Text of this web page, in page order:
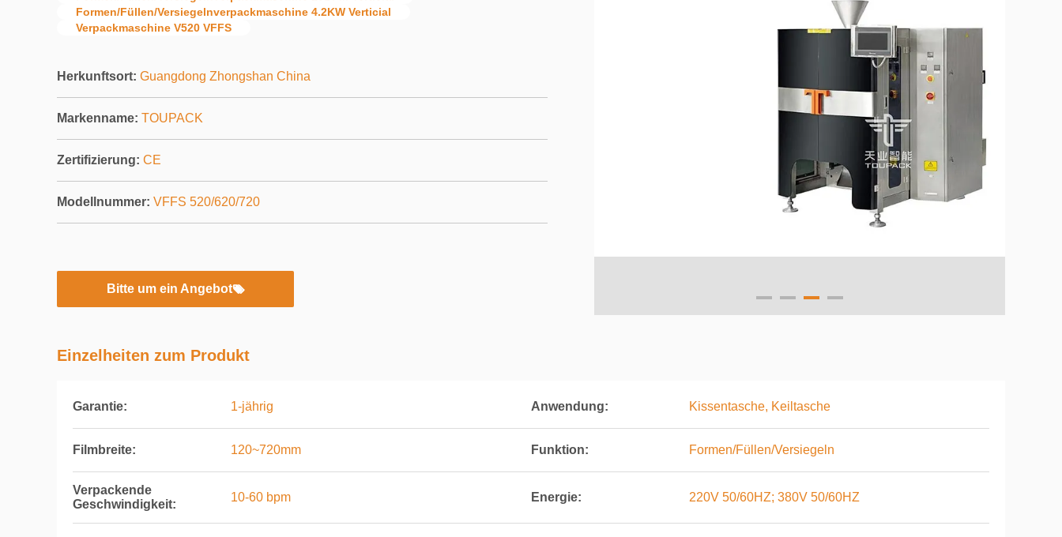
Formen/Füllen/Versiegelnverpackmaschine 4.2KW Verticial
Verpackmaschine V520 VFFS
Herkunftsort: Guangdong Zhongshan China
Markenname: TOUPACK
Zertifizierung: CE
Modellnummer: VFFS 520/620/720
Bitte um ein Angebot
Einzelheiten zum Produkt
Garantie: 1-jährig Anwendung: Kissentasche, Keiltasche
Filmbreite: 120~720mm Funktion: Formen/Füllen/Versiegeln
Verpackende
Geschwindigkeit:
10-60 bpm Energie: 220V 50/60HZ; 380V 50/60HZ